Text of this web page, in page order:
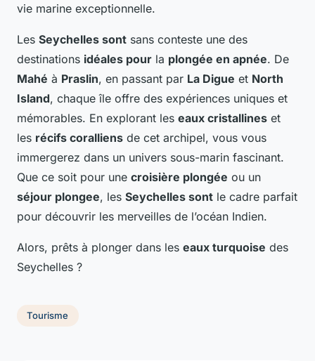
vie marine exceptionnelle.
Les Seychelles sont sans conteste une des
destinations idéales pour la plongée en apnée. De
Mahé à Praslin, en passant par La Digue et North
Island, chaque île offre des expériences uniques et
mémorables. En explorant les eaux cristallines et
les récifs coralliens de cet archipel, vous vous
immergerez dans un univers sous-marin fascinant.
Que ce soit pour une croisière plongée ou un
séjour plongee, les Seychelles sont le cadre parfait
pour découvrir les merveilles de l’océan Indien.
Alors, prêts à plonger dans les eaux turquoise des
Seychelles ?
Tourisme